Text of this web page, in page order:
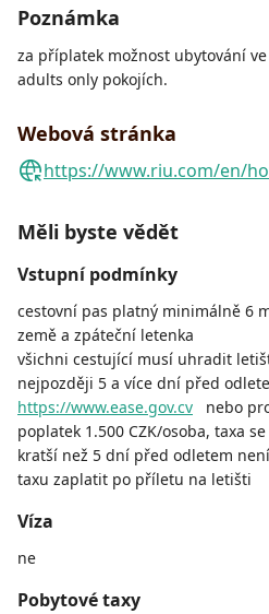
Poznámka
za příplatek možnost ubytování
adults only pokojích.
Webová stránka
https://www.riu.com/en/
Měli byste vědět
Vstupní podmínky
cestovní pas platný minimálně 6
země a zpáteční letenka
všichni cestující musí uhradit
nejpozději 5 a více dní před
https://www.ease.gov.cv nebo
poplatek 1.500 CZK/osoba, taxa
kratší než 5 dní před odletem
taxu zaplatit po příletu na letišti
Víza
ne
Pobytové taxy